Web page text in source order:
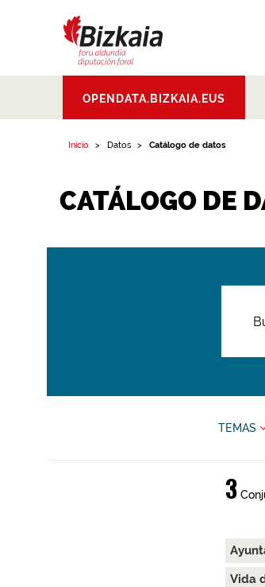
Aldundia.Diputacion
Foral de Bizkaia
OPENDATA.BIZKAIA.EUS
Inicio Datos Catálogo de datos
CATÁLOGO DE
TEMAS
3
Vida